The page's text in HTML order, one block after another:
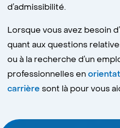
d’admissibilité.
Lorsque vous avez besoin
quant aux questions
ou à la recherche d’un
professionnelles en
carrière sont là pour vous